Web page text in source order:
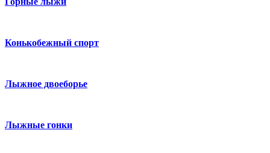
Конькобежный спорт
Лыжное двоеборье
Лыжные гонки